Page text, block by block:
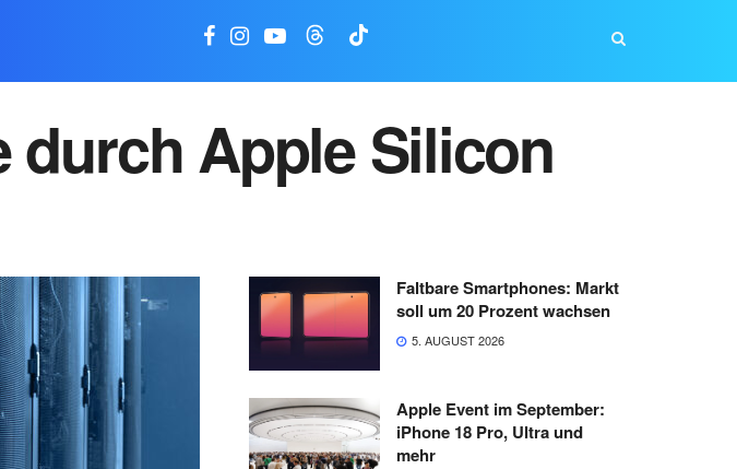
durch Apple Silicon
Faltbare Smartphones: Markt
soll um 20 Prozent wachsen
5. AUGUST 2026
Apple Event im September:
iPhone 18 Pro, Ultra und
mehr